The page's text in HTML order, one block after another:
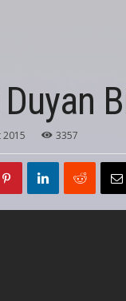
2015 3357